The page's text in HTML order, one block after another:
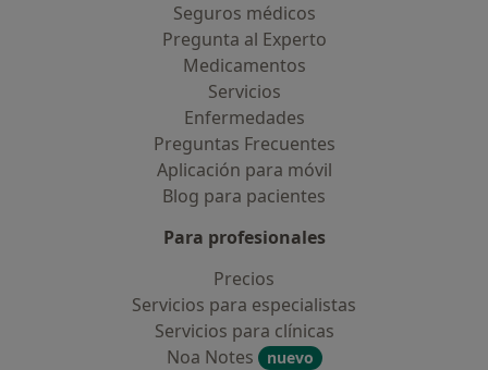
Seguros médicos
Pregunta al Experto
Medicamentos
Servicios
Enfermedades
Preguntas Frecuentes
Aplicación para móvil
Blog para pacientes
Para profesionales
Precios
Servicios para especialistas
Servicios para clínicas
Noa Notes
nuevo